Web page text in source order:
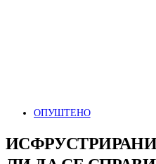
ОПУШТЕНО